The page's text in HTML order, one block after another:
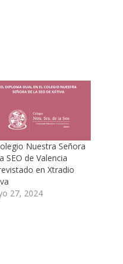
Nuestra Señora
SEO de Valencia
en Xtradio
27, 2024